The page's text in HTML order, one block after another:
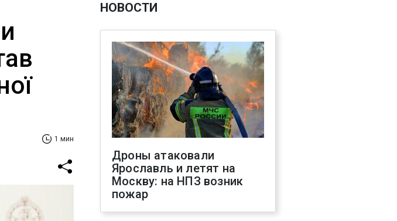
1 мин
НОВОСТИ
Дроны атаковали
Ярославль и летят на
Москву: на НПЗ возник
пожар